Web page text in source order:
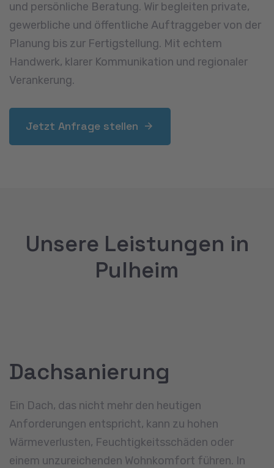
und persönliche Beratung. Wir begleiten private,
gewerbliche und öffentliche Auftraggeber von der
Planung bis zur Fertigstellung. Mit echtem
Handwerk, klarer Kommunikation und regionaler
Verankerung.
Jetzt Anfrage stellen
Unsere Leistungen in
Pulheim
Dachsanierung
Ein Dach, das nicht mehr den heutigen
Anforderungen entspricht, kann zu hohen
Wärmeverlusten, Feuchtigkeitsschäden oder
einem unzureichenden Wohnkomfort führen. In